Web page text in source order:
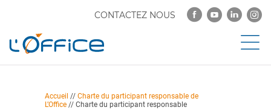
CONTACTEZ NOUS
Accueil // Charte du participant responsable de
L’Office // Charte du participant responsable